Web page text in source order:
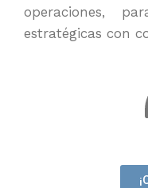
operaciones,
estratégicas con